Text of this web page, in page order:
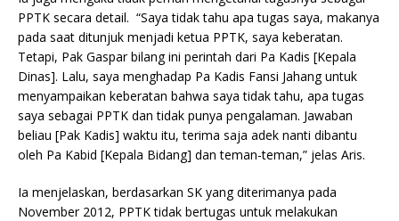
PPTK secara detail. “Saya tidak tahu apa tugas saya, makanya
pada saat ditunjuk menjadi ketua PPTK, saya keberatan.
Tetapi, Pak Gaspar bilang ini perintah dari Pa Kadis [Kepala
Dinas]. Lalu, saya menghadap Pa Kadis Fansi Jahang untuk
menyampaikan keberatan bahwa saya tidak tahu, apa tugas
saya sebagai PPTK dan tidak punya pengalaman. Jawaban
beliau [Pak Kadis] waktu itu, terima saja adek nanti dibantu
oleh Pa Kabid [Kepala Bidang] dan teman-teman,” jelas Aris.
Ia menjelaskan, berdasarkan SK yang diterimanya pada
November 2012, PPTK tidak bertugas untuk melakukan